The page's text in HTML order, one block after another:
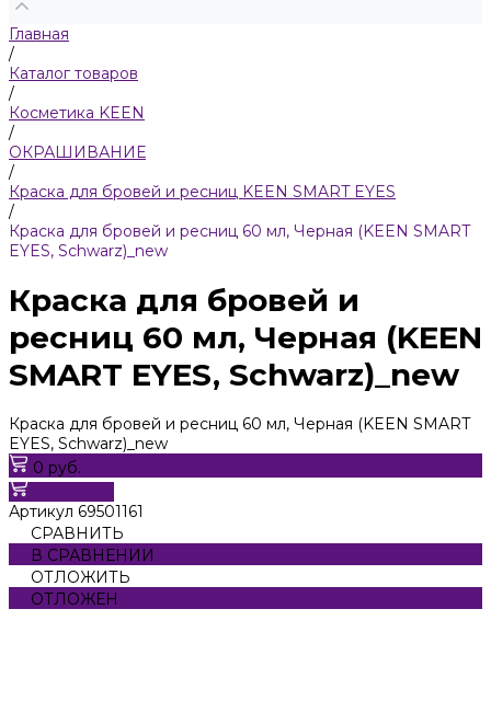
Главная
/
Каталог товаров
/
Косметика KEEN
/
ОКРАШИВАНИЕ
/
Краска для бровей и ресниц KEEN SMART EYES
/
Краска для бровей и ресниц 60 мл, Черная (KEEN SMART
EYES, Schwarz)_new
Краска для бровей и
ресниц 60 мл, Черная (KEEN
SMART EYES, Schwarz)_new
Краска для бровей и ресниц 60 мл, Черная (KEEN SMART
EYES, Schwarz)_new
0 руб.
Артикул 69501161
СРАВНИТЬ
В СРАВНЕНИИ
ОТЛОЖИТЬ
ОТЛОЖЕН